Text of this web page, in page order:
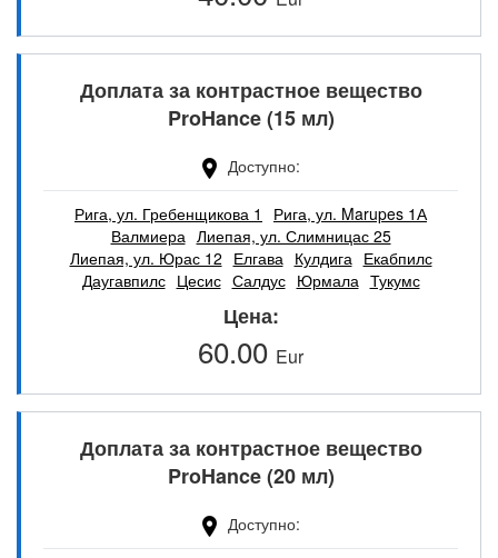
Доплата за контрастное вещество
ProHance (15 мл)
Доступно
Рига, ул. Гребенщикова 1
Рига, ул. Marupes 1А
Валмиера Лиепая, ул. Слимницас 25
Лиепая, ул. Юрас 12 Елгава Кулдига Екабпилс
Даугавпилс Цесис Салдус Юрмала Тукумс
Цена
60.00 Eur
Доплата за контрастное вещество
ProHance (20 мл)
Доступно